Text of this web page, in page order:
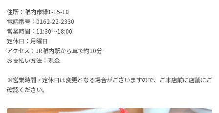
住所：稚内市緑1-15-10
電話番号：0162-22-2330
営業時間：11:30～18:00
定休日：月曜日
アクセス：JR稚内駅から車で約10分
お支払い方法：現金
※営業時間・定休日は変更となる場合がございますので、ご来店前に店舗にご
確認ください。